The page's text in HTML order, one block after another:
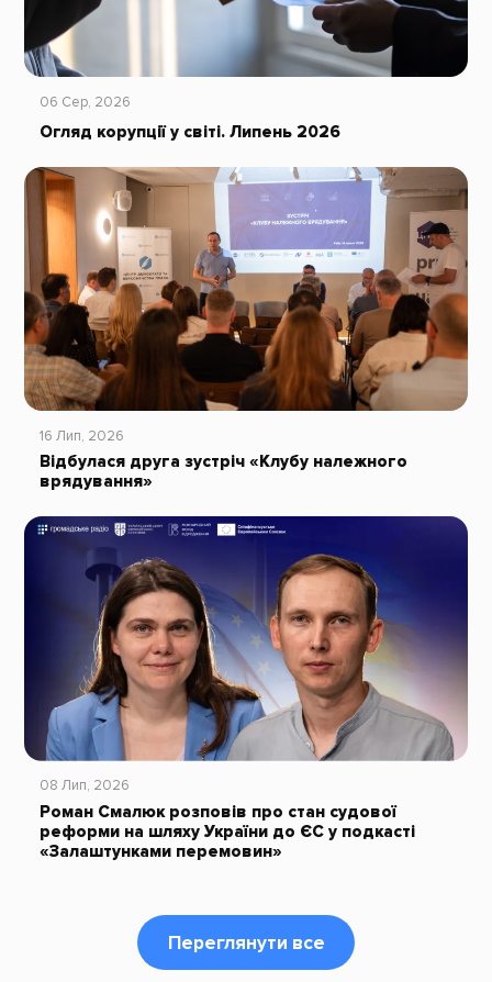
06 Сер, 2026
Огляд корупції у світі. Липень 2026
16 Лип, 2026
Відбулася друга зустріч «Клубу належного
врядування»
08 Лип, 2026
Роман Смалюк розповів про стан судової
реформи на шляху України до ЄС у подкасті
«Залаштунками перемовин»
Переглянути все